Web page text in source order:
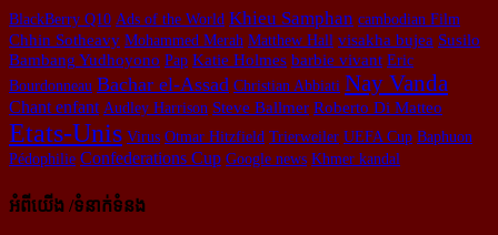
BlackBerry Q10 Ads of the World Khieu Samphan cambodian Film
Chhin Sotheavy Mohammed Merah Matthew Hall visakha bujea Susilo
Bambang Yudhoyono Pap Katie Holmes barbie vivant Eric
Bourdonneau Bachar el-Assad Christian Abbiati Nay Vanda
Chant enfant Audley Harrison Steve Ballmer Roberto Di Matteo
Etats-Unis Virus Otmar Hitzfield Trierweiler UEFA Cup Baphuon
Pédophilie Confederations Cup Google news Khmer kandal
អំពីយើង /ទំនាក់ទំនង